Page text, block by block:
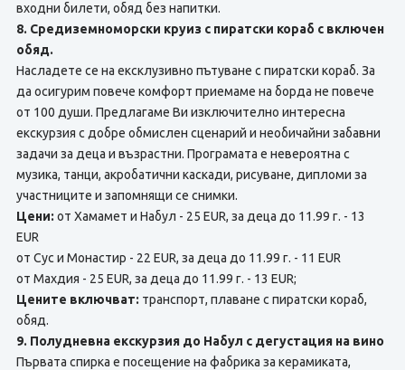
входни билети, обяд без напитки.
8. Средиземноморски круиз с пиратски кораб с включен
обяд.
Насладете се на ексклузивно пътуване с пиратски кораб. За
да осигурим повече комфорт приемаме на борда не повече
от 100 души. Предлагаме Ви изключително интересна
екскурзия с добре обмислен сценарий и необичайни забавни
задачи за деца и възрастни. Програмата е невероятна с
музика, танци, акробатични каскади, рисуване, дипломи за
участниците и запомнящи се снимки.
Цени: от Хамамет и Набул - 25 EUR, за деца до 11.99 г. - 13
EUR
от Сус и Монастир - 22 EUR, за деца до 11.99 г. - 11 EUR
от Махдия - 25 EUR, за деца до 11.99 г. - 13 EUR;
Цените включват: транспорт, плаване с пиратски кораб,
обяд.
9. Полудневна екскурзия до Набул с дегустация на вино
Първата спирка е посещение на фабрика за керамиката,